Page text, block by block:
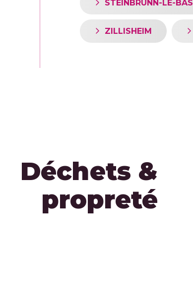
STEINBRUNN-LE-BAS
ZILLISHEIM
Déchets &
propreté